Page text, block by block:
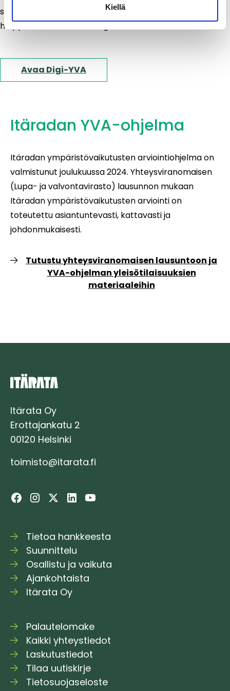
Kiellä
selostuksesta myös tiivistetyn ja
helppolukuisen version, Digi-YVAn.
Avaa Digi-YVA
Itäradan YVA-ohjelma
Itäradan ympäristövaikutusten arviointiohjelma on
valmistunut joulukuussa 2024. Yhteysviranomaisen
(Lupa- ja valvontavirasto) lausunnon mukaan
Itäradan ympäristövaikutusten arviointi on
toteutettu asiantuntevasti, kattavasti ja
johdonmukaisesti.
Tutustu yhteysviranomaisen lausuntoon ja
YVA-ohjelman yleisötilaisuuksien
materiaaleihin
Itärata Oy
Erottajankatu 2
00120 Helsinki
toimisto@itarata.fi
Tietoa hankkeesta
Suunnittelu
Osallistu ja vaikuta
Ajankohtaista
Itärata Oy
Palautelomake
Kaikki yhteystiedot
Laskutustiedot
Tilaa uutiskirje
Tietosuojaseloste